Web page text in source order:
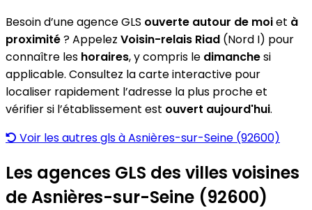
Besoin d’une agence GLS ouverte autour de moiet à
proximité? Appelez Voisin-relais Riad (Nord I) pour
connaître les horaires, y compris le dimanchesi
applicable. Consultez la carte interactive pour
localiser rapidement l’adresse la plus proche et
vérifier si l’établissement est ouvert aujourd'hui.
Voir les autres gls à Asnières-sur-Seine (92600)
Les agences GLS des villes voisines
de Asnières-sur-Seine (92600)